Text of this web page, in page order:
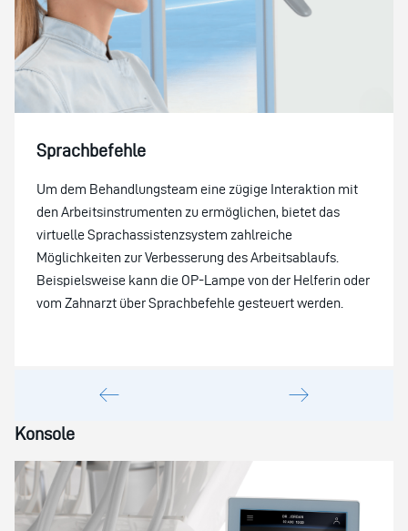
Sprachbefehle
Um dem Behandlungsteam eine zügige Interaktion mit
den Arbeitsinstrumenten zu ermöglichen, bietet das
virtuelle Sprachassistenzsystem zahlreiche
Möglichkeiten zur Verbesserung des Arbeitsablaufs.
Beispielsweise kann die OP-Lampe von der Helferin oder
vom Zahnarzt über Sprachbefehle gesteuert werden.
Konsole